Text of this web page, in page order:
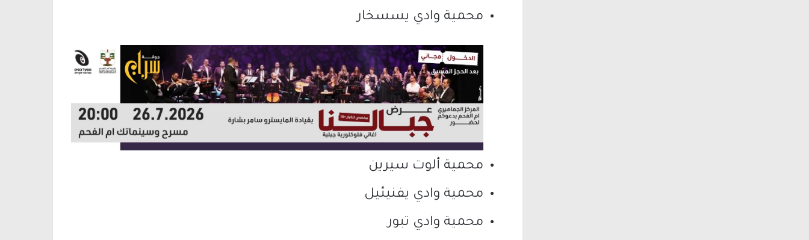
محمية وادي يسسخار
محمية ألوت سيرين
محمية وادي يفنيئيل
محمية وادي تبور